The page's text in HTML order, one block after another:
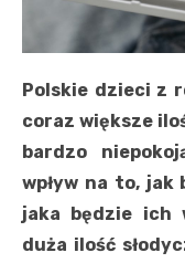
Polskie dzieci z
coraz większe
bardzo
wpływ na to, jak
jaka będzie ich
duża ilość